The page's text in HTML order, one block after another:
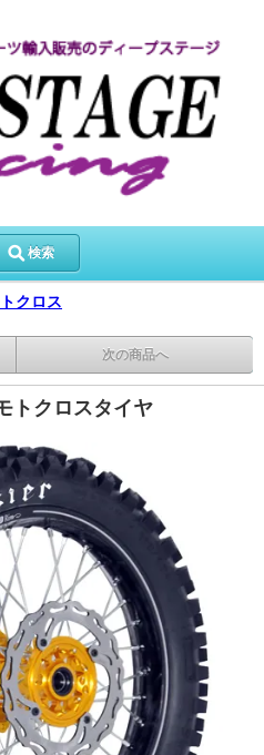
検索
クロス
次の商品へ
トクロスタイヤ